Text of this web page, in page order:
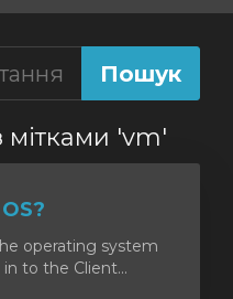
мітками 'vm'
operating system
to the Client...